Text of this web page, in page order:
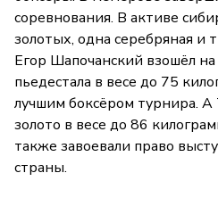
соревнования. В активе
золотых, одна серебряная и
Егор Шапочанский взошёл
пьедестала в весе до 75
лучшим боксёром турнира.
золото в весе до 86
также завоевали право
страны.